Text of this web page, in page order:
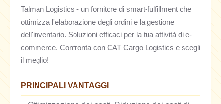
Talman Logistics - un fornitore di smart-fulfillment che
ottimizza l'elaborazione degli ordini e la gestione
dell'inventario. Soluzioni efficaci per la tua attività di e-
commerce. Confronta con CAT Cargo Logistics e scegli
il meglio!
PRINCIPALI VANTAGGI